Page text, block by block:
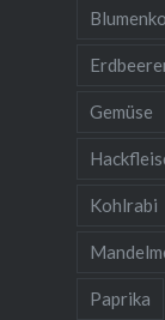
Gemüse
Kohlrabi
Paprika